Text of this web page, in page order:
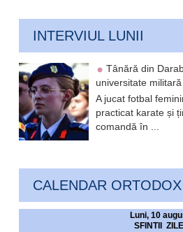
INTERVIUL LUNII
Tânără din
universitate militară
A jucat fotbal
practicat karate și
comandă în ...
CALENDAR ORTODOX
Luni, 10
SFINTII ZILEI